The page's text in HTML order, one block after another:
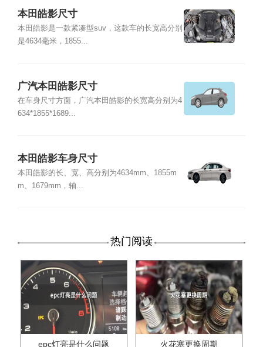
本田皓影尺寸
本田皓影是一款紧凑型suv，这款车的长宽高分别
是4634毫米，1855...
广汽本田皓影尺寸
在车身尺寸方面，广汽本田皓影的长宽高分别为4
634*1855*1689...
本田皓影车身尺寸
本田皓影的长、宽、高分别为4634mm、1855m
m、1679mm，轴...
热门阅读
epc灯亮是什么问题 火花塞更换周期